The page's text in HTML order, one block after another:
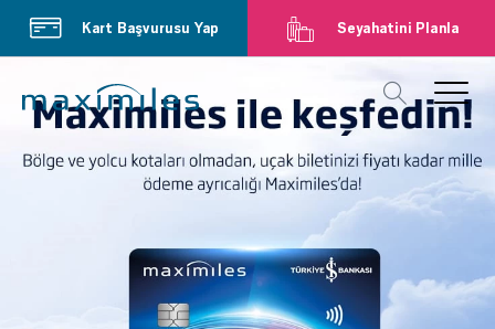
Kart Başvurusu Yap Seyahatini Planla